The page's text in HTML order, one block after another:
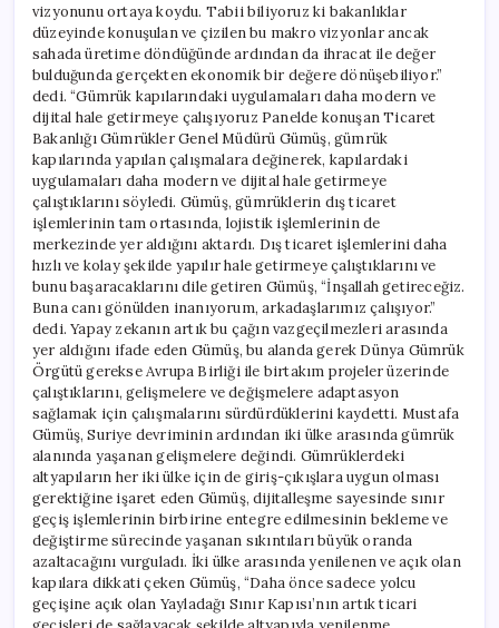
vizyonunu ortaya koydu. Tabii biliyoruz ki bakanlıklar
düzeyinde konuşulan ve çizilen bu makro vizyonlar ancak
sahada üretime döndüğünde ardından da ihracat ile değer
bulduğunda gerçekten ekonomik bir değere dönüşebiliyor.”
dedi. “Gümrük kapılarındaki uygulamaları daha modern ve
dijital hale getirmeye çalışıyoruz Panelde konuşan Ticaret
Bakanlığı Gümrükler Genel Müdürü Gümüş, gümrük
kapılarında yapılan çalışmalara değinerek, kapılardaki
uygulamaları daha modern ve dijital hale getirmeye
çalıştıklarını söyledi. Gümüş, gümrüklerin dış ticaret
işlemlerinin tam ortasında, lojistik işlemlerinin de
merkezinde yer aldığını aktardı. Dış ticaret işlemlerini daha
hızlı ve kolay şekilde yapılır hale getirmeye çalıştıklarını ve
bunu başaracaklarını dile getiren Gümüş, “İnşallah getireceğiz.
Buna canı gönülden inanıyorum, arkadaşlarımız çalışıyor.”
dedi. Yapay zekanın artık bu çağın vazgeçilmezleri arasında
yer aldığını ifade eden Gümüş, bu alanda gerek Dünya Gümrük
Örgütü gerekse Avrupa Birliği ile birtakım projeler üzerinde
çalıştıklarını, gelişmelere ve değişmelere adaptasyon
sağlamak için çalışmalarını sürdürdüklerini kaydetti. Mustafa
Gümüş, Suriye devriminin ardından iki ülke arasında gümrük
alanında yaşanan gelişmelere değindi. Gümrüklerdeki
altyapıların her iki ülke için de giriş-çıkışlara uygun olması
gerektiğine işaret eden Gümüş, dijitalleşme sayesinde sınır
geçiş işlemlerinin birbirine entegre edilmesinin bekleme ve
değiştirme sürecinde yaşanan sıkıntıları büyük oranda
azaltacağını vurguladı. İki ülke arasında yenilenen ve açık olan
kapılara dikkati çeken Gümüş, “Daha önce sadece yolcu
geçişine açık olan Yayladağı Sınır Kapısı’nın artık ticari